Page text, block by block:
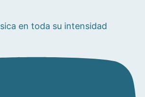
en toda su intensidad